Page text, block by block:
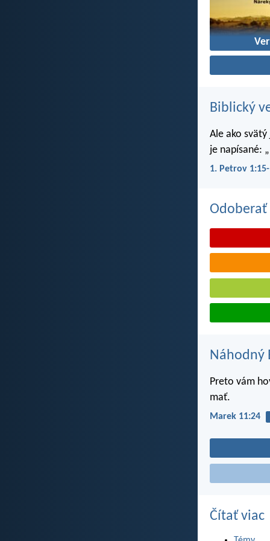
Biblický
Ale ako
je napísané:
1. Petrov
Odoberať
Náhodný
Preto vám
mať.
Marek 11:24
Čítať viac